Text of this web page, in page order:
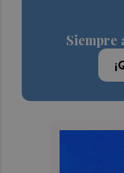
Siempre